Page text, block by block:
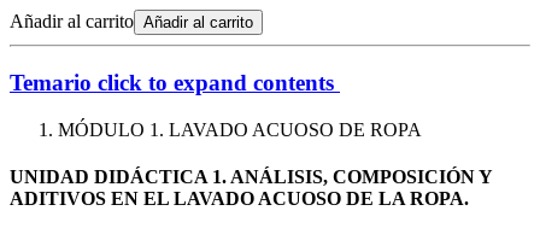
Añadir al carrito Añadir al carrito
Temario click to expand contents
MÓDULO 1. LAVADO ACUOSO DE ROPA
UNIDAD DIDÁCTICA 1. ANÁLISIS, COMPOSICIÓN Y
ADITIVOS EN EL LAVADO ACUOSO DE LA ROPA.